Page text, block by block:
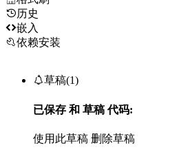
历史
嵌入
依赖安装
草稿(1)
已保存 和 草稿代码:
使用此草稿 删除草稿